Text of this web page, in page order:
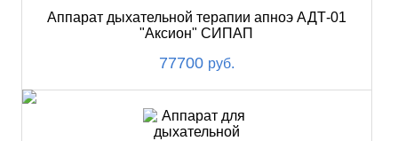
Аппарат дыхательной терапии апноэ АДТ-01
"Аксион" СИПАП
77700 руб.